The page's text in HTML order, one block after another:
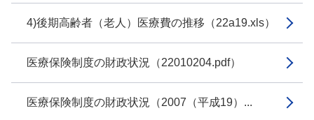
4)後期高齢者（老人）医療費の推移（22a19.xls）
医療保険制度の財政状況（22010204.pdf）
医療保険制度の財政状況（2007（平成19）...